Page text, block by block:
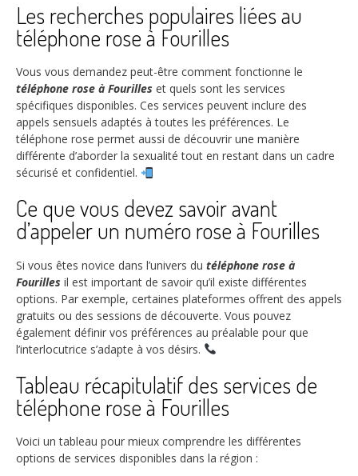
Les recherches populaires liées au
téléphone rose à Fourilles
Vous vous demandez peut-être comment fonctionne le
téléphone rose à Fourilles et quels sont les services
spécifiques disponibles. Ces services peuvent inclure des
appels sensuels adaptés à toutes les préférences. Le
téléphone rose permet aussi de découvrir une manière
différente d’aborder la sexualité tout en restant dans un cadre
sécurisé et confidentiel.
Ce que vous devez savoir avant
d’appeler un numéro rose à Fourilles
Si vous êtes novice dans l’univers du téléphone rose à
Fourilles il est important de savoir qu’il existe différentes
options. Par exemple, certaines plateformes offrent des appels
gratuits ou des sessions de découverte. Vous pouvez
également définir vos préférences au préalable pour que
l’interlocutrice s’adapte à vos désirs.
Tableau récapitulatif des services de
téléphone rose à Fourilles
Voici un tableau pour mieux comprendre les différentes
options de services disponibles dans la région :